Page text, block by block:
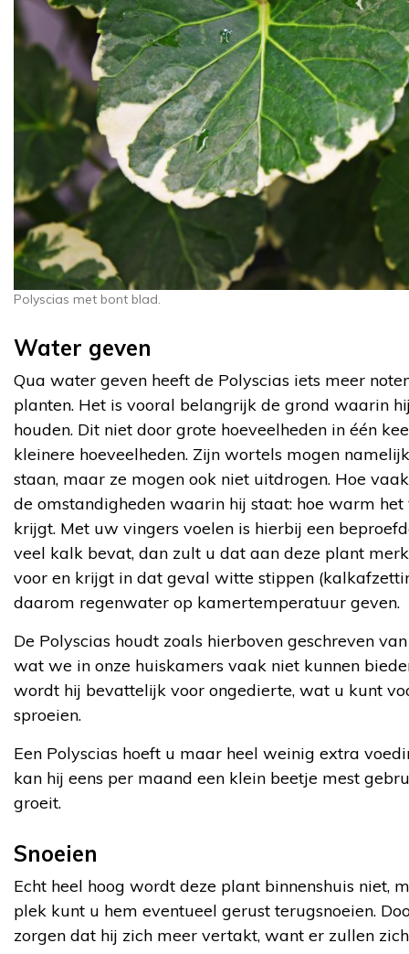
Polyscias met bont blad.
Water geven
Qua water geven heeft de Polyscias iets meer
planten. Het is vooral belangrijk de grond waarin
houden. Dit niet door grote hoeveelheden in één
kleinere hoeveelheden. Zijn wortels mogen
staan, maar ze mogen ook niet uitdrogen. Hoe
de omstandigheden waarin hij staat: hoe warm
krijgt. Met uw vingers voelen is hierbij een
veel kalk bevat, dan zult u dat aan deze plant
voor en krijgt in dat geval witte stippen
daarom regenwater op kamertemperatuur geven.
De Polyscias houdt zoals hierboven geschreven
wat we in onze huiskamers vaak niet kunnen
wordt hij bevattelijk voor ongedierte, wat u kunt
sproeien.
Een Polyscias hoeft u maar heel weinig extra
kan hij eens per maand een klein beetje mest
groeit.
Snoeien
Echt heel hoog wordt deze plant binnenshuis niet,
plek kunt u hem eventueel gerust terugsnoeien.
zorgen dat hij zich meer vertakt, want er zullen